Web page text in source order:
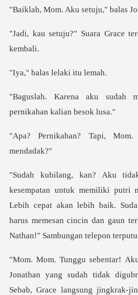
u setuju," balas
Suara Grace
as lelaki
ah
per
Tapi, Mom.
Lebih cepat akan lebih baik.
harus me
Sebab, Grace langsung jingkrak-